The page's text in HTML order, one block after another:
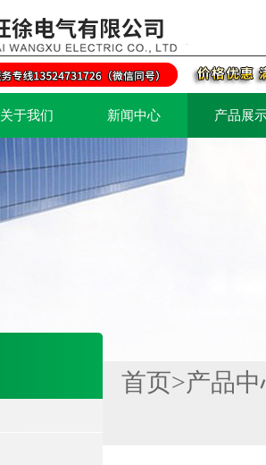
关于我们 新闻中心 产品展
首页>产品